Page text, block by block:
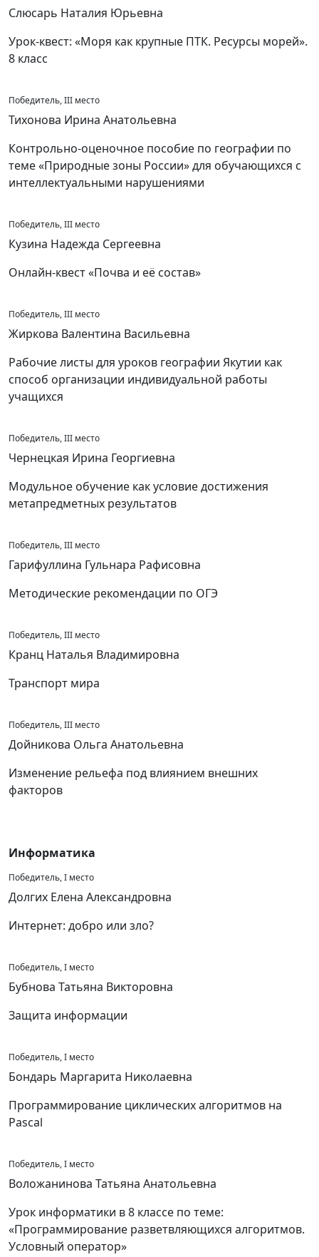
Слюсарь Наталия Юрьевна
Урок-квест: «Моря как крупные ПТК. Ресурсы морей».
8 класс
Победитель, III место
Тихонова Ирина Анатольевна
Контрольно-оценочное пособие по географии по
теме «Природные зоны России» для обучающихся с
интеллектуальными нарушениями
Победитель, III место
Кузина Надежда Сергеевна
Онлайн-квест «Почва и её состав»
Победитель, III место
Жиркова Валентина Васильевна
Рабочие листы для уроков географии Якутии как
способ организации индивидуальной работы
учащихся
Победитель, III место
Чернецкая Ирина Георгиевна
Модульное обучение как условие достижения
метапредметных результатов
Победитель, III место
Гарифуллина Гульнара Рафисовна
Методические рекомендации по ОГЭ
Победитель, III место
Кранц Наталья Владимировна
Транспорт мира
Победитель, III место
Дойникова Ольга Анатольевна
Изменение рельефа под влиянием внешних
факторов
Информатика
Победитель, I место
Долгих Елена Александровна
Интернет: добро или зло?
Победитель, I место
Бубнова Татьяна Викторовна
Защита информации
Победитель, I место
Бондарь Маргарита Николаевна
Программирование циклических алгоритмов на
Pascal
Победитель, I место
Воложанинова Татьяна Анатольевна
Урок информатики в 8 классе по теме:
«Программирование разветвляющихся алгоритмов.
Условный оператор»